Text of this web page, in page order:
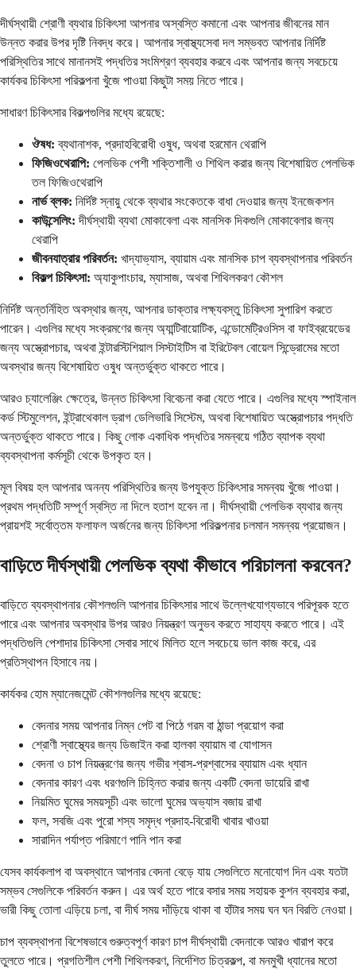
দীর্ঘস্থায়ী শ্রোণী ব্যথার চিকিৎসা আপনার অস্বস্তি কমানো এবং আপনার জীবনের মান
উন্নত করার উপর দৃষ্টি নিবদ্ধ করে। আপনার স্বাস্থ্যসেবা দল সম্ভবত আপনার নির্দিষ্ট
পরিস্থিতির সাথে মানানসই পদ্ধতির সংমিশ্রণ ব্যবহার করবে এবং আপনার জন্য সবচেয়ে
কার্যকর চিকিৎসা পরিকল্পনা খুঁজে পাওয়া কিছুটা সময় নিতে পারে।
সাধারণ চিকিৎসার বিকল্পগুলির মধ্যে রয়েছে:
ঔষধ: ব্যথানাশক, প্রদাহবিরোধী ওষুধ, অথবা হরমোন থেরাপি
ফিজিওথেরাপি: পেলভিক পেশী শক্তিশালী ও শিথিল করার জন্য বিশেষায়িত পেলভিক
তল ফিজিওথেরাপি
নার্ভ ব্লক: নির্দিষ্ট স্নায়ু থেকে ব্যথার সংকেতকে বাধা দেওয়ার জন্য ইনজেকশন
কাউন্সেলিং: দীর্ঘস্থায়ী ব্যথা মোকাবেলা এবং মানসিক দিকগুলি মোকাবেলার জন্য
থেরাপি
জীবনযাত্রার পরিবর্তন: খাদ্যাভ্যাস, ব্যায়াম এবং মানসিক চাপ ব্যবস্থাপনার পরিবর্তন
বিকল্প চিকিৎসা: অ্যাকুপাংচার, ম্যাসাজ, অথবা শিথিলকরণ কৌশল
নির্দিষ্ট অন্তর্নিহিত অবস্থার জন্য, আপনার ডাক্তার লক্ষ্যবস্তু চিকিৎসা সুপারিশ করতে
পারেন। এগুলির মধ্যে সংক্রমণের জন্য অ্যান্টিবায়োটিক, এন্ডোমেট্রিওসিস বা ফাইব্রয়েডের
জন্য অস্ত্রোপচার, অথবা ইন্টারস্টিশিয়াল সিস্টাইটিস বা ইরিটেবল বোয়েল সিন্ড্রোমের মতো
অবস্থার জন্য বিশেষায়িত ওষুধ অন্তর্ভুক্ত থাকতে পারে।
আরও চ্যালেঞ্জিং ক্ষেত্রে, উন্নত চিকিৎসা বিবেচনা করা যেতে পারে। এগুলির মধ্যে স্পাইনাল
কর্ড স্টিমুলেশন, ইন্ট্রাথেকাল ড্রাগ ডেলিভারি সিস্টেম, অথবা বিশেষায়িত অস্ত্রোপচার পদ্ধতি
অন্তর্ভুক্ত থাকতে পারে। কিছু লোক একাধিক পদ্ধতির সমন্বয়ে গঠিত ব্যাপক ব্যথা
ব্যবস্থাপনা কর্মসূচী থেকে উপকৃত হন।
মূল বিষয় হল আপনার অনন্য পরিস্থিতির জন্য উপযুক্ত চিকিৎসার সমন্বয় খুঁজে পাওয়া।
প্রথম পদ্ধতিটি সম্পূর্ণ স্বস্তি না দিলে হতাশ হবেন না। দীর্ঘস্থায়ী পেলভিক ব্যথার জন্য
প্রায়শই সর্বোত্তম ফলাফল অর্জনের জন্য চিকিৎসা পরিকল্পনার চলমান সমন্বয় প্রয়োজন।
বাড়িতে দীর্ঘস্থায়ী পেলভিক ব্যথা কীভাবে পরিচালনা করবেন?
বাড়িতে ব্যবস্থাপনার কৌশলগুলি আপনার চিকিৎসার সাথে উল্লেখযোগ্যভাবে পরিপূরক হতে
পারে এবং আপনার অবস্থার উপর আরও নিয়ন্ত্রণ অনুভব করতে সাহায্য করতে পারে। এই
পদ্ধতিগুলি পেশাদার চিকিৎসা সেবার সাথে মিলিত হলে সবচেয়ে ভাল কাজ করে, এর
প্রতিস্থাপন হিসাবে নয়।
কার্যকর হোম ম্যানেজমেন্ট কৌশলগুলির মধ্যে রয়েছে:
বেদনার সময় আপনার নিম্ন পেট বা পিঠে গরম বা ঠান্ডা প্রয়োগ করা
শ্রোণী স্বাস্থ্যের জন্য ডিজাইন করা হালকা ব্যায়াম বা যোগাসন
বেদনা ও চাপ নিয়ন্ত্রণের জন্য গভীর শ্বাস-প্রশ্বাসের ব্যায়াম এবং ধ্যান
বেদনার কারণ এবং ধরণগুলি চিহ্নিত করার জন্য একটি বেদনা ডায়েরি রাখা
নিয়মিত ঘুমের সময়সূচী এবং ভালো ঘুমের অভ্যাস বজায় রাখা
ফল, সবজি এবং পুরো শস্য সমৃদ্ধ প্রদাহ-বিরোধী খাবার খাওয়া
সারাদিন পর্যাপ্ত পরিমাণে পানি পান করা
যেসব কার্যকলাপ বা অবস্থানে আপনার বেদনা বেড়ে যায় সেগুলিতে মনোযোগ দিন এবং যতটা
সম্ভব সেগুলিকে পরিবর্তন করুন। এর অর্থ হতে পারে বসার সময় সহায়ক কুশন ব্যবহার করা,
ভারী কিছু তোলা এড়িয়ে চলা, বা দীর্ঘ সময় দাঁড়িয়ে থাকা বা হাঁটার সময় ঘন ঘন বিরতি নেওয়া।
চাপ ব্যবস্থাপনা বিশেষভাবে গুরুত্বপূর্ণ কারণ চাপ দীর্ঘস্থায়ী বেদনাকে আরও খারাপ করে
তুলতে পারে। প্রগতিশীল পেশী শিথিলকরণ, নির্দেশিত চিত্রকল্প, বা মনমুখী ধ্যানের মতো